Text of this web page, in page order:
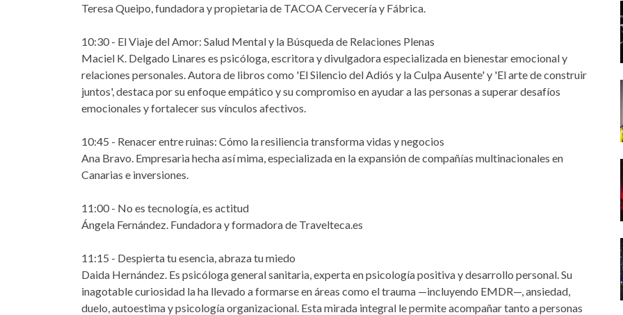
Teresa Queipo, fundadora y propietaria de TACOA Cervecería y Fábrica.
10:30 - El Viaje del Amor: Salud Mental y la Búsqueda de Relaciones Plenas
Maciel K. Delgado Linares es psicóloga, escritora y divulgadora especializada en bienestar emocional y
relaciones personales. Autora de libros como 'El Silencio del Adiós y la Culpa Ausente' y 'El arte de construir
juntos', destaca por su enfoque empático y su compromiso en ayudar a las personas a superar desafíos
emocionales y fortalecer sus vínculos afectivos.
10:45 - Renacer entre ruinas: Cómo la resiliencia transforma vidas y negocios
Ana Bravo. Empresaria hecha así mima, especializada en la expansión de compañías multinacionales en
Canarias e inversiones.
11:00 - No es tecnología, es actitud
Ángela Fernández. Fundadora y formadora de Travelteca.es
11:15 - Despierta tu esencia, abraza tu miedo
Daida Hernández. Es psicóloga general sanitaria, experta en psicología positiva y desarrollo personal. Su
inagotable curiosidad la ha llevado a formarse en áreas como el trauma —incluyendo EMDR—, ansiedad,
duelo, autoestima y psicología organizacional. Esta mirada integral le permite acompañar tanto a personas